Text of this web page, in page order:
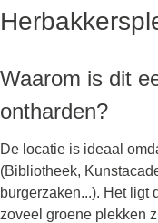
Waarom is dit
ontharden?
De locatie is ideaal
(Bibliotheek,
burgerzaken...). Het ligt
zoveel groene plekken